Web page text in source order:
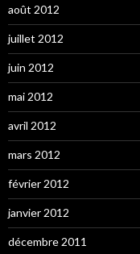
août 2012
juillet 2012
juin 2012
mai 2012
avril 2012
mars 2012
février 2012
janvier 2012
décembre 2011